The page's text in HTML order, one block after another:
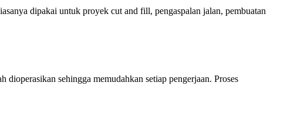
dipakai untuk proyek cut and fill, pengaspalan jalan, pembuatan
sehingga memudahkan setiap pengerjaan. Proses